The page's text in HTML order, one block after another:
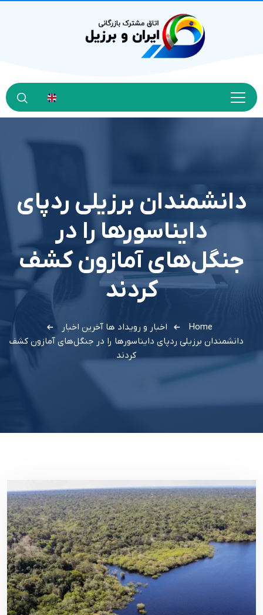
دانشمندان برزیلی ردپای
دایناسورها را در
جنگل‌های آمازون کشف
کردند
Home اخبار و رویداد ها آخرین اخبار
دانشمندان برزیلی ردپای دایناسورها را در جنگل‌های آمازون کشف
کردند